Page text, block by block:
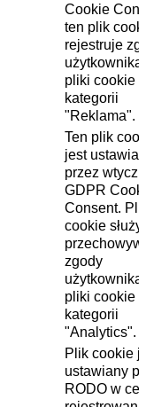
Cookie
ten plik
rejestruje
użytkownika
pliki cookie
kategorii
"Reklama".
Ten plik
jest
przez
GDPR
Consent.
cookie służy
zgody
użytkownika
pliki cookie
kategorii
"Analytics".
Plik cookie
ustawiany
RODO w